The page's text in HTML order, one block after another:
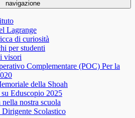
navigazione
Lagrange
di curiosità
per studenti
visori
Complementare (POC) Per la
della Shoah
Eduscopio 2025
nostra scuola
Dirigente Scolastico